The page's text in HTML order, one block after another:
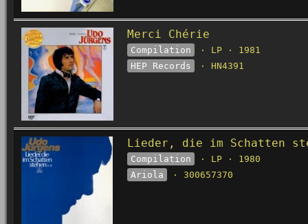
Merci Chérie
Compilation
· LP · 1981
HEP Records
· HN4391
Lieder, die im Schatten
Compilation
· LP · 1980
Ariola
· 300657370